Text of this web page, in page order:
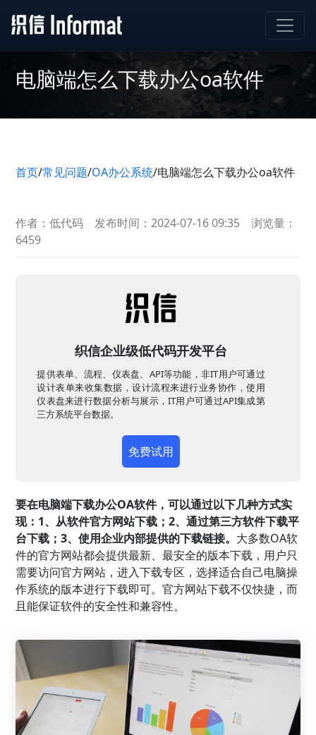
电脑端怎么下载办公oa软件
首页/常见问题/OA办公系统/电脑端怎么下载办公oa软件
作者：低代码 发布时间：2024-07-16 09:35
浏览量：
6459
织信企业级低代码开发平台
提供表单、流程、仪表盘、API等功能，非IT用户可通过
设计表单来收集数据，设计流程来进行业务协作，使用
仪表盘来进行数据分析与展示，IT用户可通过API集成第
三方系统平台数据。
免费试用
要在电脑端下载办公OA软件，可以通过以下几种方式实
现：1、从软件官方网站下载；2、通过第三方软件下载平
台下载；3、使用企业内部提供的下载链接。 大多数OA软
件的官方网站都会提供最新、最安全的版本下载，用户只
需要访问官方网站，进入下载专区，选择适合自己电脑操
作系统的版本进行下载即可。官方网站下载不仅快捷，而
且能保证软件的安全性和兼容性。